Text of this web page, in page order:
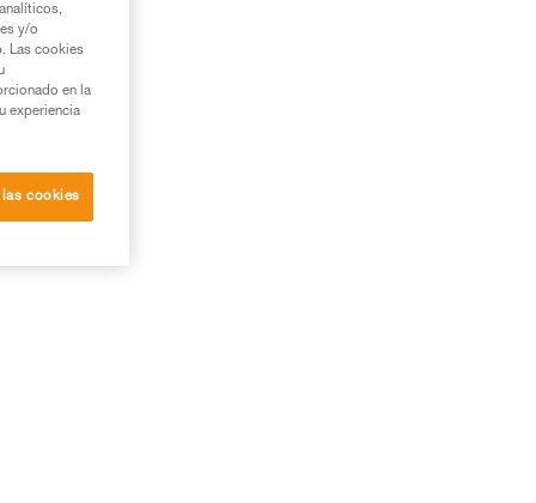
y/o
Las cookies
en la
experiencia
cookies